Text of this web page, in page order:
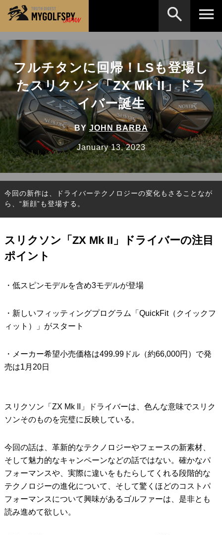
フルチタンに回帰！LSも登場し
たスリクソン「ZX Mk II」ドラ
イバー誕生
BY JOHN BARBA
January 13, 2023
今回の新作は、ドライバーテクノロジーの変化もさることなが
ら、“新顔”も登場する。
スリクソン「ZX Mk II」ドライバーの注目
ポイント
・低スピンモデルを含め3モデルが登場
・新しいフィッティングプログラム「QuickFit（クイックフ
ィット）」がスタート
・メーカー希望小売価格は499.99ドル（約66,000円）で発
売は1月20日
スリクソン「ZX Mk II」ドライバーは、色んな意味でスリク
ソンそのものを完璧に反映している。
今回の話は、革新的なテクノロジーやフェースの新素材、
そして魅力的なキャンペーンなどの話ではない。確かなパ
フォーマンスや、実際に違いをもたらしてくれる段階的な
テクノロジーの進化について、そして驚くほどのコストパ
フォーマンスについて興味があるゴルファーは、是非とも
読み進めて欲しい。
MOST WANTED テストランキング
NEW RELEASES 新製品情報
HOW TO ゴルフ上達・実践テクニック
LAB テスト・データ検証
Golf News ゴルフニュース
REVIEWS 製品レビュー
FAIRWAY WOODS フェアウェイウッド
HYBRIDS ハイブリッド
IRONS アイアン
WEDGES
PUTTERS パター
Editor’s Picks 編集部のおすすめ
Our Mission
※メーカー名やクラブ名など、検索したい事柄を入
力してください。
検索